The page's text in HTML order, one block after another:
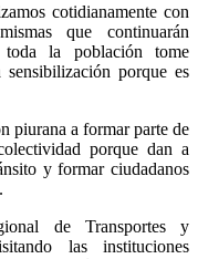
cotidianamente con
que continuarán
la población tome
porque es
piurana a formar parte de
porque dan a
y formar ciudadanos
de Transportes y
las instituciones